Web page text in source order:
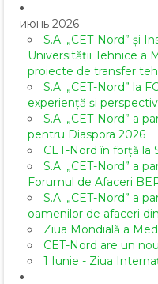
июнь 2026
S.A. „CET-Nord” și
Universității Tehnice a
proiecte de transfer
S.A. „CET-Nord” la
experiență și
S.A. „CET-Nord” a
pentru Diaspora 2026
CET-Nord în forță la
S.A. „CET-Nord” a
Forumul de Afaceri
S.A. „CET-Nord” a
oamenilor de afaceri
Ziua Mondială a
CET-Nord are un
1 Iunie - Ziua